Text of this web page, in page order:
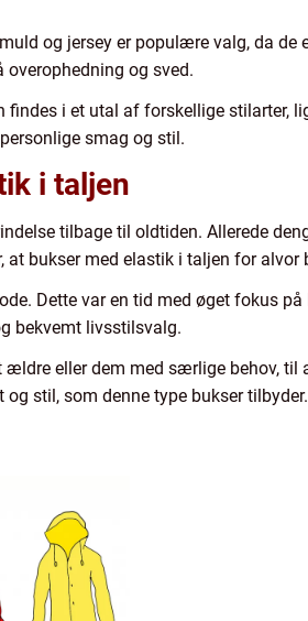
og jersey er populære valg, da de
og sved.
i et utal af forskellige stilarter,
smag og stil.
i taljen
tilbage til oldtiden. Allerede
at bukser med elastik i taljen for
Dette var en tid med øget fokus
bekvemt livsstilsvalg.
eller dem med særlige behov, til
stil, som denne type bukser tilbyder.